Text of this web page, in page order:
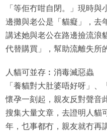
「等佢冇咁自閉。」現時
邊攤與老公是「貓癡」，去
講述她與老公在路邊撿流浪
代替購買」，幫助流離失所
人貓可並存︰消毒滅惡蟲
「養貓對大肚婆唔好呀」
懷孕一刻起，親友反對聲音
搜集大量文章，去證明人貓
年，乜事都冇，親友就冇再